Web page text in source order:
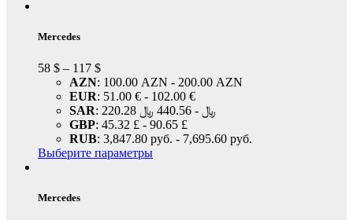
Mercedes
58 $ – 117 $
AZN: 100.00 AZN - 200.00 AZN
EUR: 51.00 € - 102.00 €
SAR: 220.28 ﷼ - 440.56 ﷼
GBP: 45.32 £ - 90.65 £
RUB: 3,847.80 руб. - 7,695.60 руб.
Выберите параметры
Mercedes